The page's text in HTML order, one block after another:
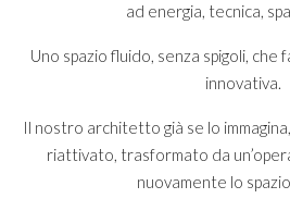
ad energia, tecnica,
Uno spazio fluido, senza spigoli, che
innovativa.
Il nostro architetto già se lo
riattivato, trasformato da
nuovamente lo